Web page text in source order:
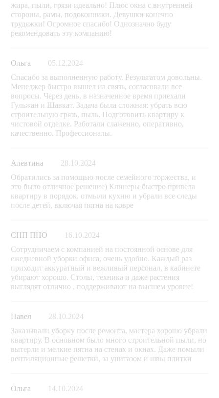
жира, пыли, грязи идеально! Плюс окна с внутренней
стороны, рамы, подоконники. Девушки конечно
трудяжки! Огромное спасибо! Однозначно буду
рекомендовать эту компанию!
Ольга
05.12.2024
Спасибо за выполненную работу. Результатом довольны.
Менеджер быстро вышел на связь, согласовали все
вопросы. Через день, в назначенное время приехали
Гульжан и Шавкат. Задача была сложная: убрать всю
строительную грязь, пыль. Подготовить квартиру к
чистовой отделке. Работали слаженно, оперативно,
качественно. Профессионалы.
Алевтина
28.10.2024
Обратились за помощью после семейного торжества, и
это было отличное решение) Клинеры быстро привела
квартиру в порядок, отмыли кухню и убрали все следы
после детей, включая пятна на ковре
СНП ПНО
16.10.2024
Сотрудничаем с компанией на постоянной основе для
ежедневной уборки офиса, очень удобно. Каждый раз
приходит аккуратный и вежливый персонал, в кабинете
убирают хорошо. Столы, техника и даже растения
выглядят отлично , поддерживают на высшем уровне!
Павел
28.10.2024
Заказывали уборку после ремонта, мастера хорошо убрали
квартиру. В основном было много строительной пыли, но
вытерли и мелкие пятна на стенах и окнах. Даже помыли
вентиляционные решетки, за унитазом и швы плитки
Ольга
14.10.2024